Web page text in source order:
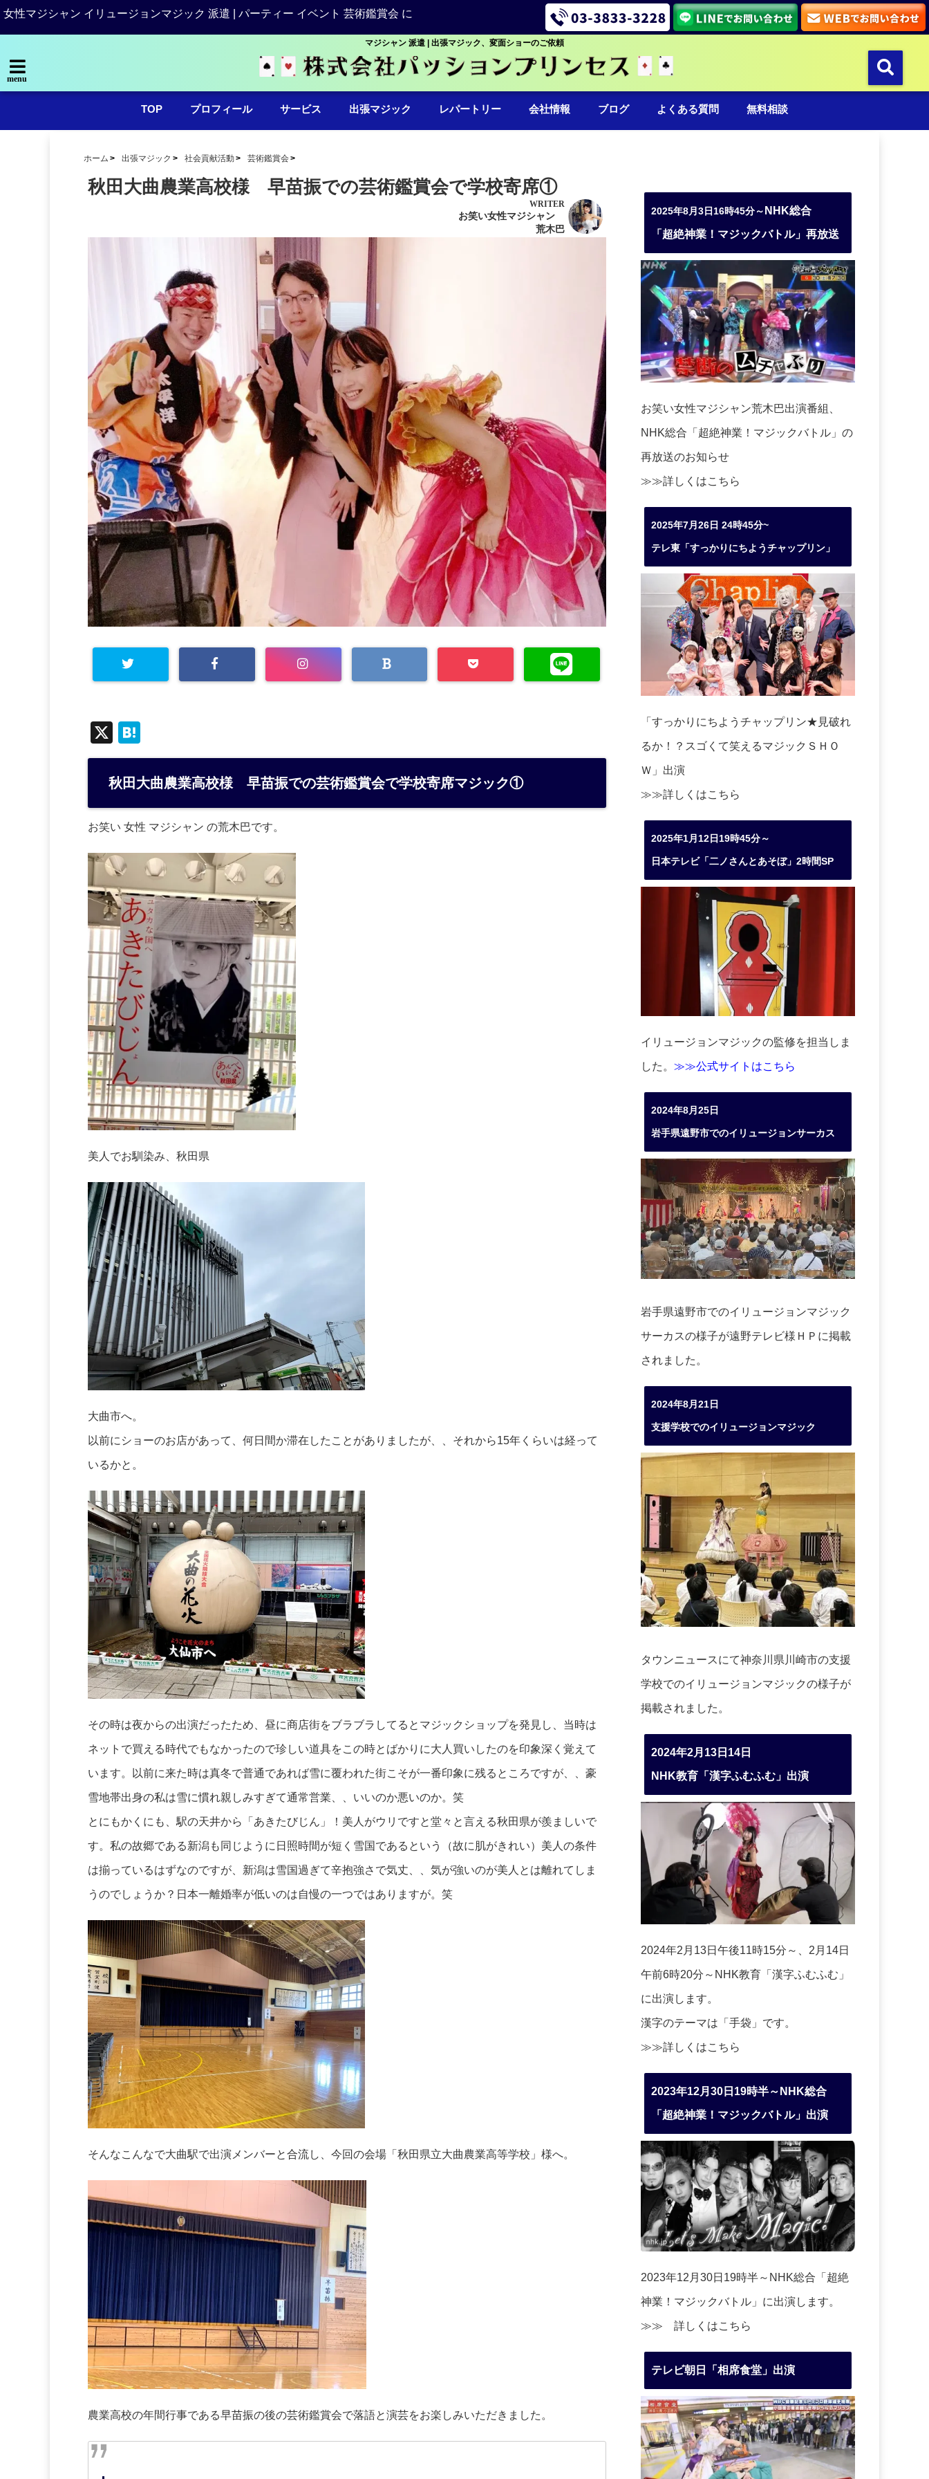
女性マジシャン イリュージョンマジック 派遣 | パーティー イベント 芸術鑑賞会 に
マジシャン 派遣 | 出張マジック、変面ショーのご依頼
menu
TOP プロフィール サービス 出張マジック レパートリー 会社情報 ブログ よくある質問 無料相談
ホーム 出張マジック 社会貢献活動 芸術鑑賞会
秋田大曲農業高校様 早苗振での芸術鑑賞会で学校寄席①
WRITER
お笑い女性マジシャン
荒木巴
X
at
e
a
秋田大曲農業高校様 早苗振での芸術鑑賞会で学校寄席マジック①
お笑い 女性 マジシャン の荒木巴です。
美人でお馴染み、秋田県
大曲市へ。
以前にショーのお店があって、何日間か滞在したことがありましたが、、それから15年くらいは経って
いるかと。
その時は夜からの出演だったため、昼に商店街をブラブラしてるとマジックショップを発見し、当時は
ネットで買える時代でもなかったので珍しい道具をこの時とばかりに大人買いしたのを印象深く覚えて
います。以前に来た時は真冬で普通であれば雪に覆われた街こそが一番印象に残るところですが、、豪
雪地帯出身の私は雪に慣れ親しみすぎて通常営業、、いいのか悪いのか。笑
とにもかくにも、駅の天井から「あきたびじん」！美人がウリですと堂々と言える秋田県が羨ましいで
す。私の故郷である新潟も同じように日照時間が短く雪国であるという（故に肌がきれい）美人の条件
は揃っているはずなのですが、新潟は雪国過ぎて辛抱強さで気丈、、気が強いのが美人とは離れてしま
うのでしょうか？日本一離婚率が低いのは自慢の一つではありますが。笑
そんなこんなで大曲駅で出演メンバーと合流し、今回の会場「秋田県立大曲農業高等学校」様へ。
農業高校の年間行事である早苗振の後の芸術鑑賞会で落語と演芸をお楽しみいただきました。
2025年8月3日16時45分～ NHK総合
「超絶神業！マジックバトル」再放送
お笑い女性マジシャン荒木巴出演番組、
NHK総合「超絶神業！マジックバトル」の
再放送のお知らせ
≫≫詳しくはこちら
2025年7月26日 24時45分~
テレ東「すっかりにちようチャップリン」
「すっかりにちようチャップリン★見破れ
るか！？スゴくて笑えるマジックＳＨＯ
Ｗ」出演
≫≫詳しくはこちら
2025年1月12日19時45分～
日本テレビ「二ノさんとあそぼ」2時間SP
イリュージョンマジックの監修を担当しま
した。 ≫≫公式サイトはこちら
2024年8月25日
岩手県遠野市でのイリュージョンサーカス
岩手県遠野市でのイリュージョンマジック
サーカスの様子が遠野テレビ様ＨＰに掲載
されました。
2024年8月21日
支援学校でのイリュージョンマジック
タウンニュースにて神奈川県川崎市の支援
学校でのイリュージョンマジックの様子が
掲載されました。
2024年2月13日14日
NHK教育「漢字ふむふむ」出演
2024年2月13日午後11時15分～、2月14日
午前6時20分～NHK教育「漢字ふむふむ」
に出演します。
漢字のテーマは「手袋」です。
≫≫詳しくはこちら
2023年12月30日19時半～NHK総合
「超絶神業！マジックバトル」出演
2023年12月30日19時半～NHK総合「超絶
神業！マジックバトル」に出演します。
≫≫ 詳しくはこちら
テレビ朝日「相席食堂」出演